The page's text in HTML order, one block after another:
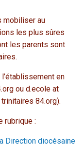
mobiliser au
les plus sûres
les parents sont
en
ou d.ecole at
84.org).
rubrique :
Direction diocésaine